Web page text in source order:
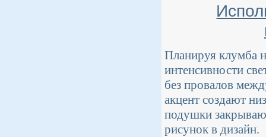
Планируя клумба
интенсивности
без провалов
акцент создают
подушки
рисунок в дизайн.